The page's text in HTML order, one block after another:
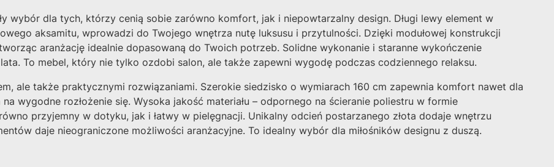
wybór dla tych, którzy cenią sobie zarówno komfort, jak i niepowtarzalny design. Długi lewy element w
aksamitu, wprowadzi do Twojego wnętrza nutę luksusu i przytulności. Dzięki modułowej konstrukcji
aranżację idealnie dopasowaną do Twoich potrzeb. Solidne wykonanie i staranne wykończenie
To mebel, który nie tylko ozdobi salon, ale także zapewni wygodę podczas codziennego relaksu.
ale także praktycznymi rozwiązaniami. Szerokie siedzisko o wymiarach 160 cm zapewnia komfort nawet dla
wygodne rozłożenie się. Wysoka jakość materiału – odpornego na ścieranie poliestru w formie
przyjemny w dotyku, jak i łatwy w pielęgnacji. Unikalny odcień postarzanego złota dodaje wnętrzu
daje nieograniczone możliwości aranżacyjne. To idealny wybór dla miłośników designu z duszą.